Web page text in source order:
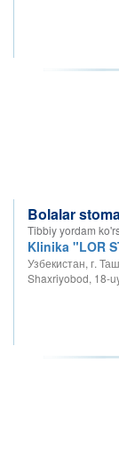
Bolalar
Tibbiy yordam
Klinika "LOR
Узбекистан, г.
Shaxriyobod, 18-